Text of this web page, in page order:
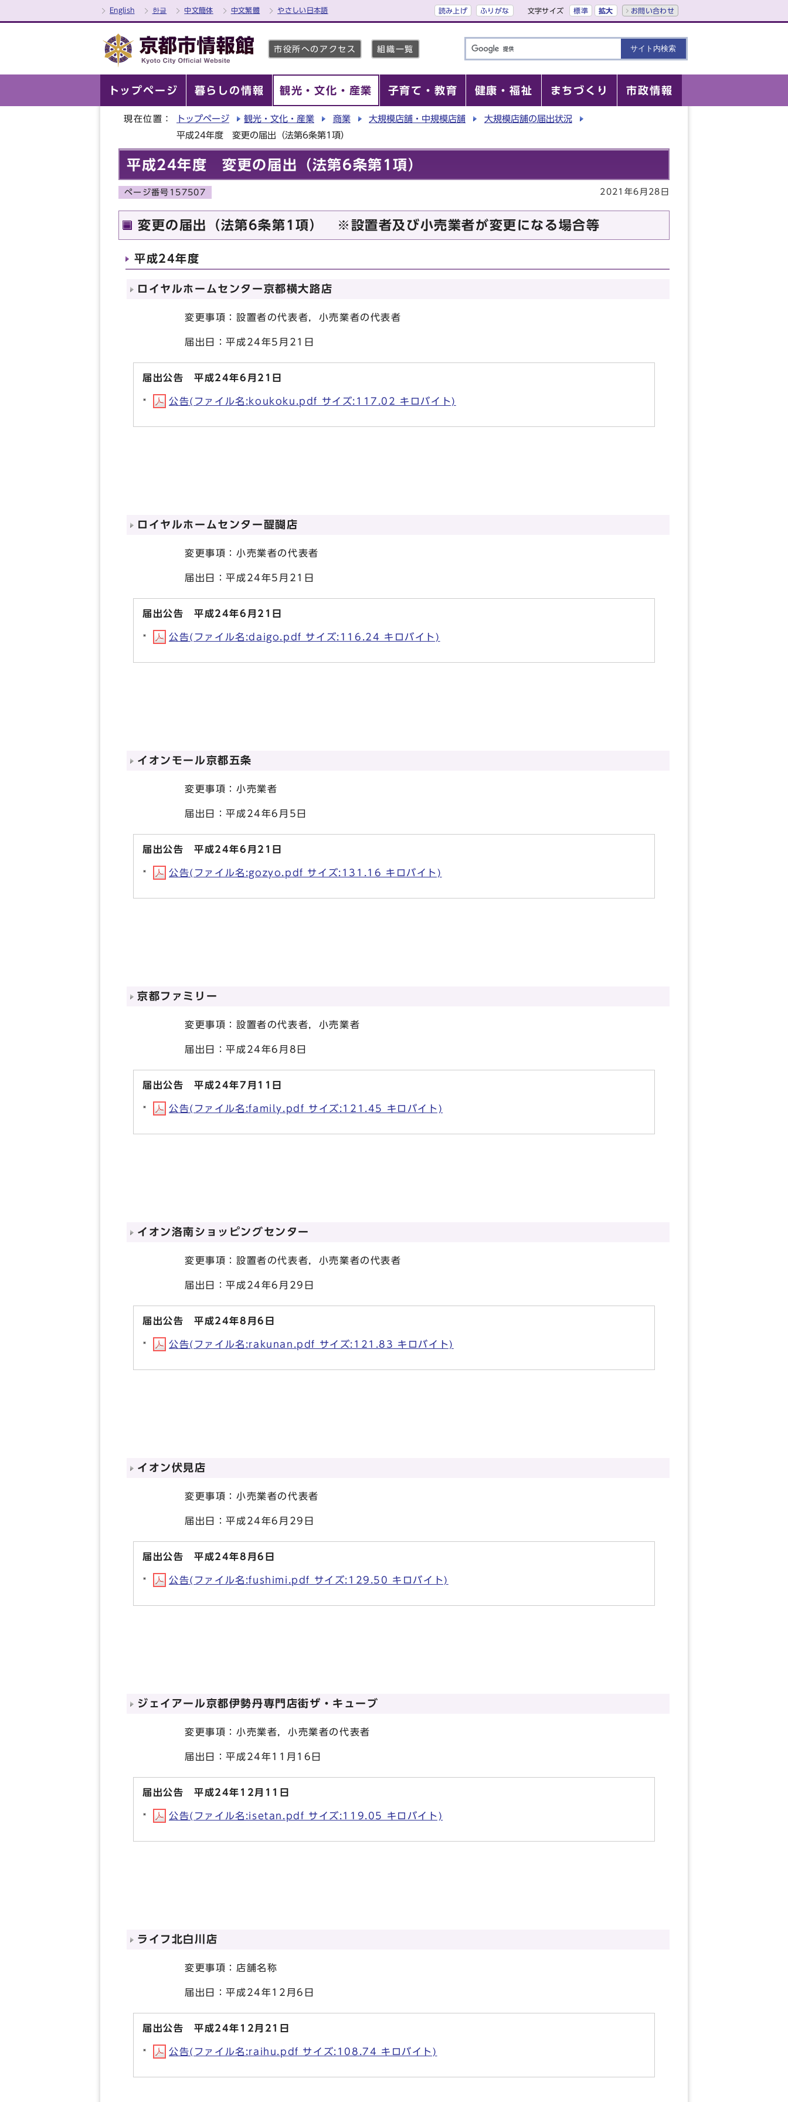
English 한글 中文簡体 中文繁體 やさしい日本語 読み上げ ふりがな 文字サイズ 標準 拡大 お問い合わせ
市役所へのアクセス 組織一覧
トップページ 暮らしの情報 観光・文化・産業 子育て・教育 健康・福祉 まちづくり 市政情報
現在位置： トップページ 観光・文化・産業 商業 大規模店舗・中規模店舗
大規模店舗の届出状況
平成24年度 変更の届出（法第6条第1項）
平成24年度 変更の届出（法第6条第1項）
ページ番号157507 2021年6月28日
変更の届出（法第6条第1項） ※設置者及び小売業者が変更になる場合等
平成24年度
ロイヤルホームセンター京都横大路店
変更事項：設置者の代表者，小売業者の代表者
届出日：平成24年5月21日
届出公告 平成24年6月21日
公告(ファイル名:koukoku.pdf サイズ:117.02 キロバイト)
ロイヤルホームセンター醍醐店
変更事項：小売業者の代表者
届出日：平成24年5月21日
届出公告 平成24年6月21日
公告(ファイル名:daigo.pdf サイズ:116.24 キロバイト)
イオンモール京都五条
変更事項：小売業者
届出日：平成24年6月5日
届出公告 平成24年6月21日
公告(ファイル名:gozyo.pdf サイズ:131.16 キロバイト)
京都ファミリー
変更事項：設置者の代表者，小売業者
届出日：平成24年6月8日
届出公告 平成24年7月11日
公告(ファイル名:family.pdf サイズ:121.45 キロバイト)
イオン洛南ショッピングセンター
変更事項：設置者の代表者，小売業者の代表者
届出日：平成24年6月29日
届出公告 平成24年8月6日
公告(ファイル名:rakunan.pdf サイズ:121.83 キロバイト)
イオン伏見店
変更事項：小売業者の代表者
届出日：平成24年6月29日
届出公告 平成24年8月6日
公告(ファイル名:fushimi.pdf サイズ:129.50 キロバイト)
ジェイアール京都伊勢丹専門店街ザ・キューブ
変更事項：小売業者，小売業者の代表者
届出日：平成24年11月16日
届出公告 平成24年12月11日
公告(ファイル名:isetan.pdf サイズ:119.05 キロバイト)
ライフ北白川店
変更事項：店舗名称
届出日：平成24年12月6日
届出公告 平成24年12月21日
公告(ファイル名:raihu.pdf サイズ:108.74 キロバイト)